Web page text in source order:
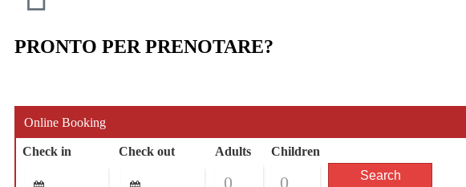
PRONTO PER PRENOTARE?
Online Booking
Check in Check out Adults Children